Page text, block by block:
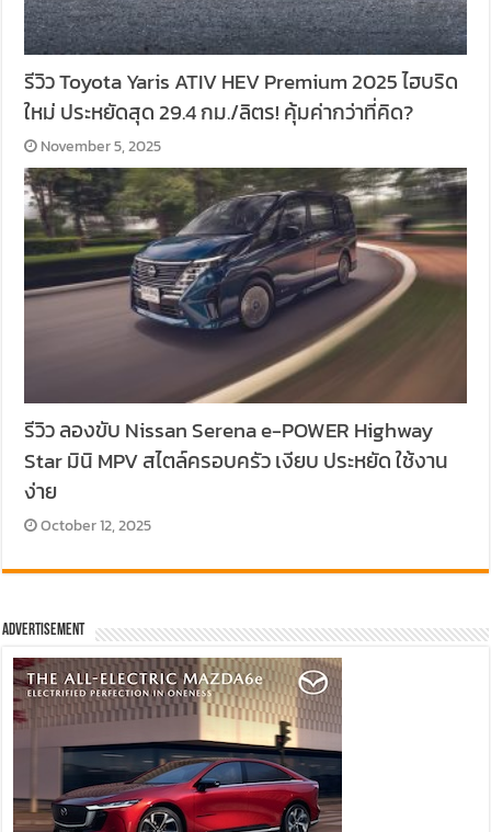
รีวิว Toyota Yaris ATIV HEV Premium 2025 ไฮบริด
ใหม่ ประหยัดสุด 29.4 กม./ลิตร! คุ้มค่ากว่าที่คิด?
November 5, 2025
รีวิว ลองขับ Nissan Serena e-POWER Highway
Star มินิ MPV สไตล์ครอบครัว เงียบ ประหยัด ใช้งาน
ง่าย
October 12, 2025
Advertisement